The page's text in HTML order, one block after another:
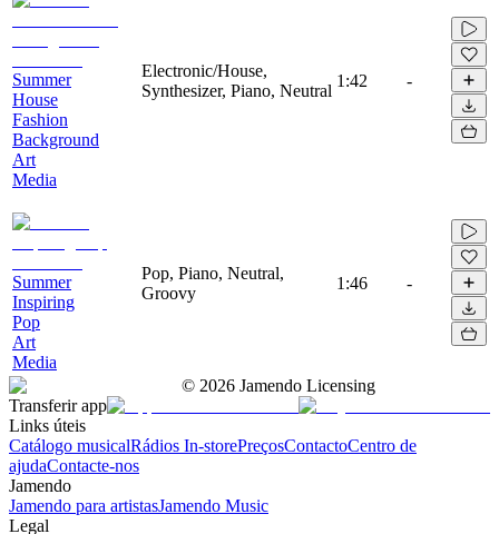
Summer
House
Fashion
Background
Art
Media
Electronic/House,
Synthesizer, Piano, Neutral
1:42 -
Summer
Inspiring
Pop
Art
Media
Pop, Piano, Neutral,
Groovy
1:46 -
© 2026 Jamendo Licensing
Transferir app
Links úteis
Catálogo musicalRádios In-storePreçosContactoCentro de
ajudaContacte-nos
Jamendo
Jamendo para artistasJamendo Music
Legal